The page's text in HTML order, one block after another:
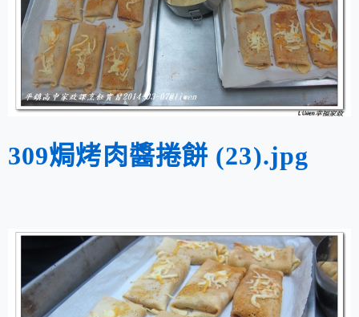
309焗烤肉醬捲餅 (23).jpg